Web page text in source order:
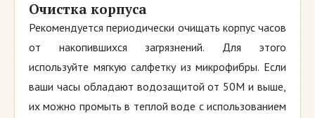
Очистка корпуса
Рекомендуется периодически очищать корпус часов
от накопившихся загрязнений. Для этого
используйте мягкую салфетку из микрофибры. Если
ваши часы обладают водозащитой от 50M и выше,
их можно промыть в теплой воде с использованием